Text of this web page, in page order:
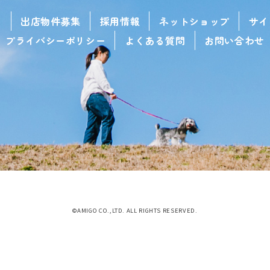
出店物件募集 採用情報 ネットショップ
サ
プライバシーポリシー
よくある質問 お問い合わせ
©AMIGO CO.,LTD. ALL RIGHTS RESERVED.